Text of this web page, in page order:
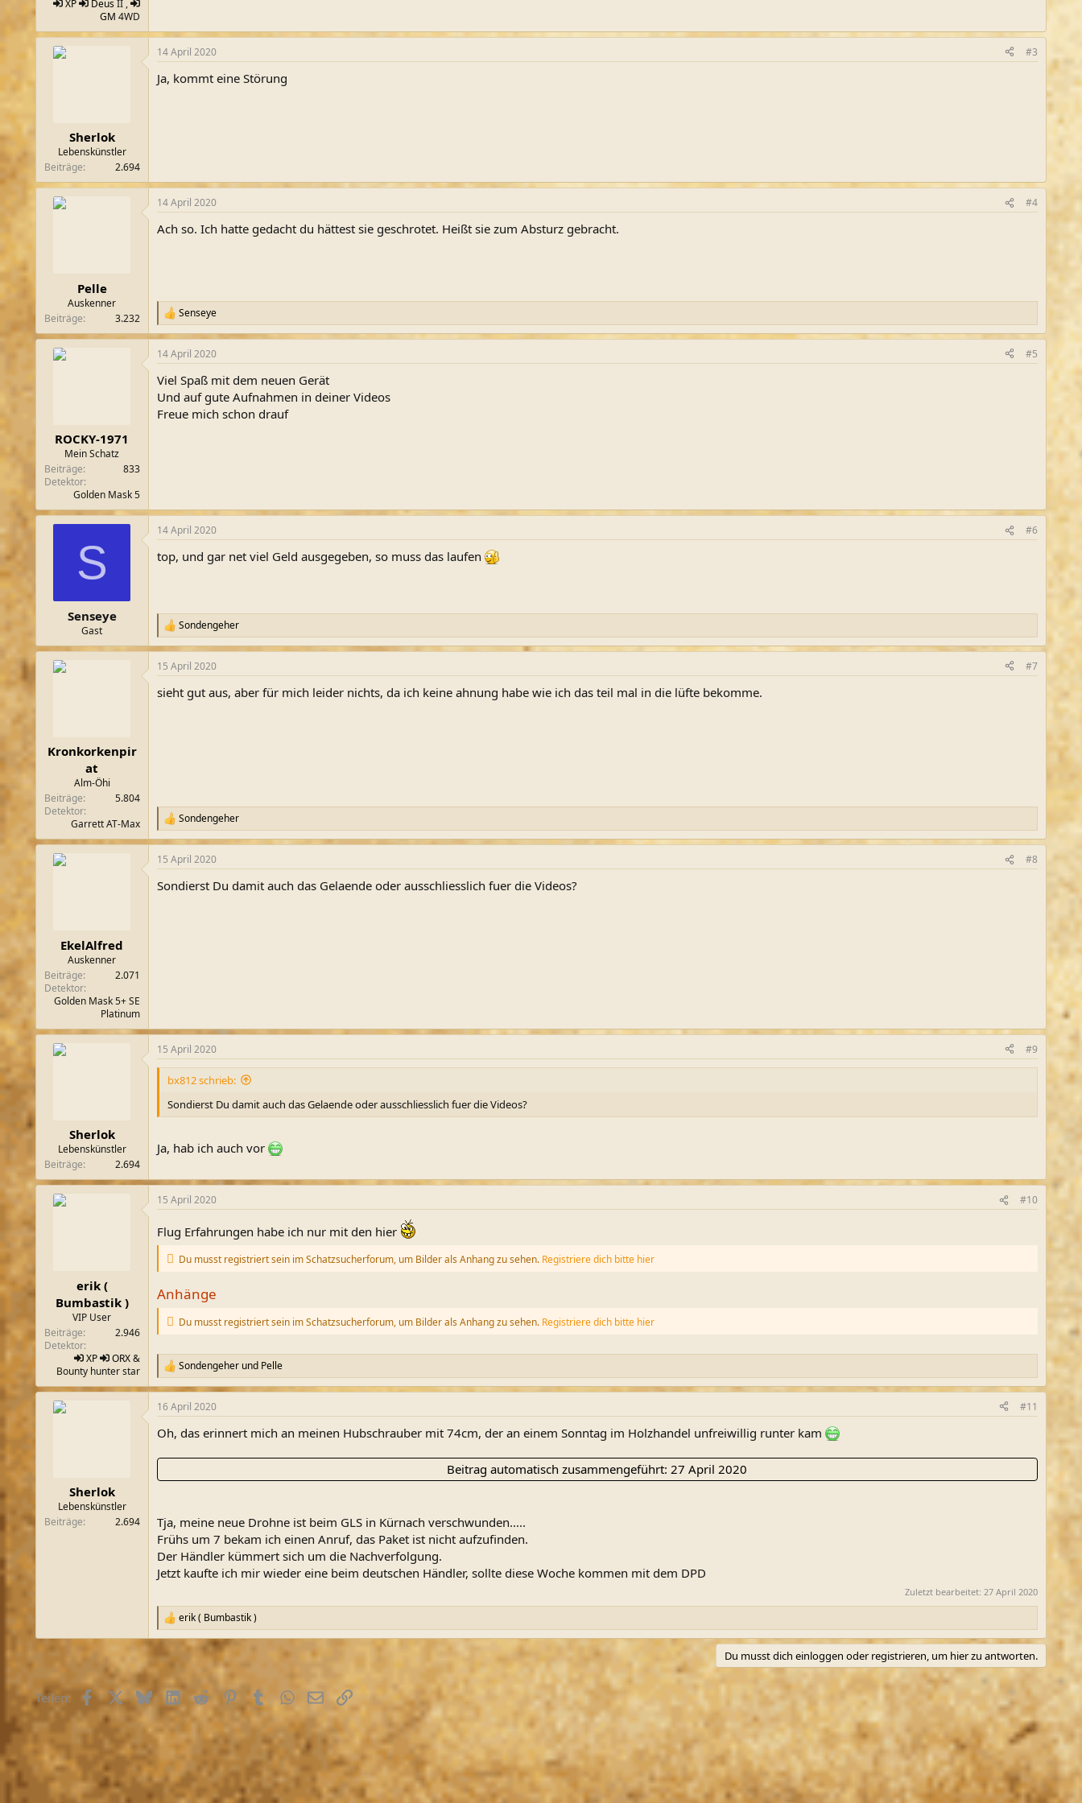
XP DeusII ,
GM 4WD
Sherlok
Lebenskünstler
Beiträge
2.694
14 April 2020 #3
Ja, kommt eine Störung
Pelle
Auskenner
Beiträge
3.232
14 April 2020 #4
Ach so. Ich hatte gedacht du hättest sie geschrotet. Heißt sie zum Absturz gebracht.
R
e
a
k
i
o
n
e
Senseye
ROCKY-1971
Mein Schatz
Beiträge
833
Detektor
Golden Mask 5
14 April 2020 #5
Viel Spaß mit dem neuen Gerät
Und auf gute Aufnahmen in deiner Videos
Freue mich schon drauf
S
Senseye
Gast
14 April 2020 #6
top, und gar net viel Geld ausgegeben, so muss das laufen
R
e
a
k
i
Sondengeher
Kronkorkenpir
at
Alm-Öhi
Beiträge
5.804
Detektor
Garrett AT-Max
15 April 2020 #7
sieht gut aus, aber für mich leider nichts, da ich keine ahnung habe wie ich das teil mal in die lüfte bekomme.
R
e
a
k
i
Sondengeher
EkelAlfred
Auskenner
Beiträge
2.071
Detektor
Golden Mask 5+ SE
Platinum
15 April 2020 #8
Sondierst Du damit auch das Gelaende oder ausschliesslich fuer die Videos?
Sherlok
Lebenskünstler
Beiträge
2.694
15 April 2020 #9
bx812 schrieb:
Sondierst Du damit auch das Gelaende oder ausschliesslich fuer die Videos?
Ja, hab ich auch vor
erik (
Bumbastik )
VIP User
Beiträge
2.946
Detektor
XP
ORX&
Bounty hunter star
15 April 2020 #10
Flug Erfahrungen habe ich nur mit den hier
Du musst registriert sein im Schatzsucherforum, um Bilder als Anhang zu sehen. Registriere dich bitte hier
Anhänge
Du musst registriert sein im Schatzsucherforum, um Bilder als Anhang zu sehen. Registriere dich bitte hier
R
e
a
k
i
n
Sondengeherund Pelle
Sherlok
Lebenskünstler
Beiträge
2.694
16 April 2020 #11
Oh, das erinnert mich an meinen Hubschrauber mit 74cm, der an einem Sonntag im Holzhandel unfreiwillig runter kam
Beitrag automatisch zusammengeführt: 27 April 2020
Tja, meine neue Drohne ist beim GLS in Kürnach verschwunden.....
Frühs um 7 bekam ich einen Anruf, das Paket ist nicht aufzufinden.
Der Händler kümmert sich um die Nachverfolgung.
Jetzt kaufte ich mir wieder eine beim deutschen Händler, sollte diese Woche kommen mit dem DPD
Zuletzt bearbeitet: 27 April 2020
R
e
n
erik ( Bumbastik )
Du musst dich einloggen oder registrieren, um hier zu antworten.
Teilen: FacebookX (Twitter)
BlueskyLinkedIn
Reddit PinterestTumblrWhatsApp
E-MailLink